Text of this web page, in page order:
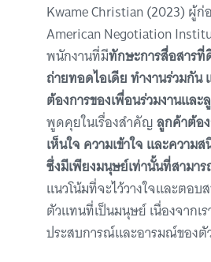
Kwame Christian (2023) ผู้ก่
American Negotiation
พนักงานที่มีทักษะการสื่อสารที่
ถ่ายทอดไอเดีย ทำงานร่วมกัน
ต้องการของเพื่อนร่วมงานแล
พูดคุยในเรื่องสำคัญลูกค้าต้อ
เห็นใจ ความเข้าใจ และความ
ซึ่งมีเพียงมนุษย์เท่านั้นที่สามา
แนวโน้มที่จะไว้วางใจและตอบ
ตัวแทนที่เป็นมนุษย์ เนื่องจากเร
ประสบการณ์และอารมณ์ของตั